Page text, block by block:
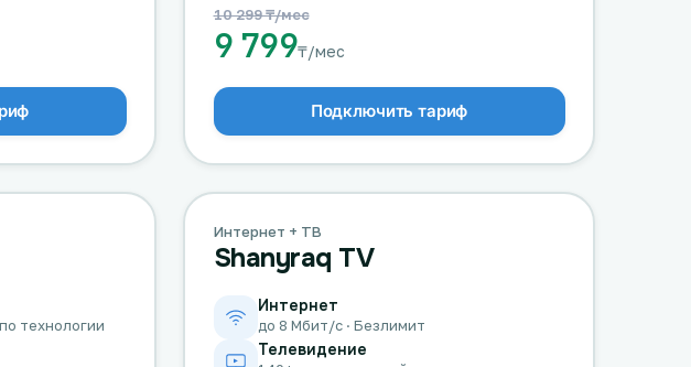
10 299 ₸/мес
9 799₸/мес
Подключить тариф
технологии
Интернет + ТВ
Shanyraq TV
Интернет
до 8 Мбит/с · Безлимит
Телевидение